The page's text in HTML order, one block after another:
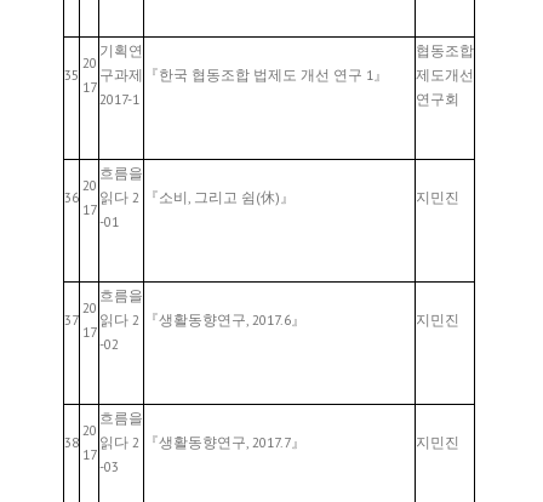
35
20
17
기획연
구과제
2017-1
『한국 협동조합 법제도 개선 연구 1』
협동조합
제도개선
연구회
36
20
17
흐름을
읽다 2
-01
『소비, 그리고 쉼(休)』 지민진
37
20
17
흐름을
읽다 2
-02
『생활동향연구, 2017.6』 지민진
38
20
17
흐름을
읽다 2
-03
『생활동향연구, 2017.7』 지민진